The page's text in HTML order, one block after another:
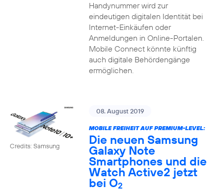
Handynummer wird zur
eindeutigen digitalen Identität bei
Internet-Einkäufen oder
Anmeldungen in Online-Portalen.
Mobile Connect könnte künftig
auch digitale Behördengänge
ermöglichen.
Credits: Samsung
08. August 2019
MOBILE FREIHEIT AUF PREMIUM-LEVEL:
Die neuen Samsung
Galaxy Note
Smartphones und die
Watch Active2 jetzt
bei O2